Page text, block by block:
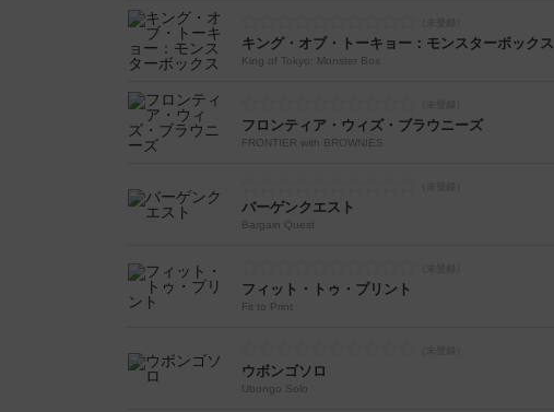
キング・オブ・トーキョー：モンスターボックス
King of Tokyo: Monster Box
フロンティア・ウィズ・ブラウニーズ
FRONTIER with BROWNIES
バーゲンクエスト
Bargain Quest
フィット・トゥ・プリント
Fit to Print
ウボンゴソロ
Ubongo Solo